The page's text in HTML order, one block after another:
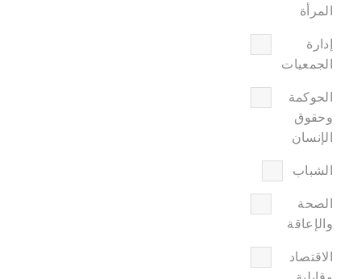
المرأة
إدارة
الجمعيات
الحوكمة
وحقوق
الإنسان
الشباب
الصحة
والإعاقة
الاقتصاد